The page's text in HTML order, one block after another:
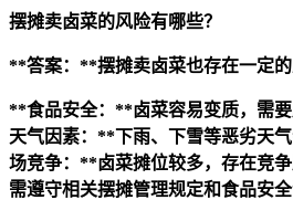
摆摊卖卤菜的风险有哪些？
**答案：**摆摊卖卤菜也存在一定的
**食品安全：**卤菜容易变质，需要
天气因素：**下雨、下雪等恶劣天气
场竞争：**卤菜摊位较多，存在竞争
需遵守相关摆摊管理规定和食品安全